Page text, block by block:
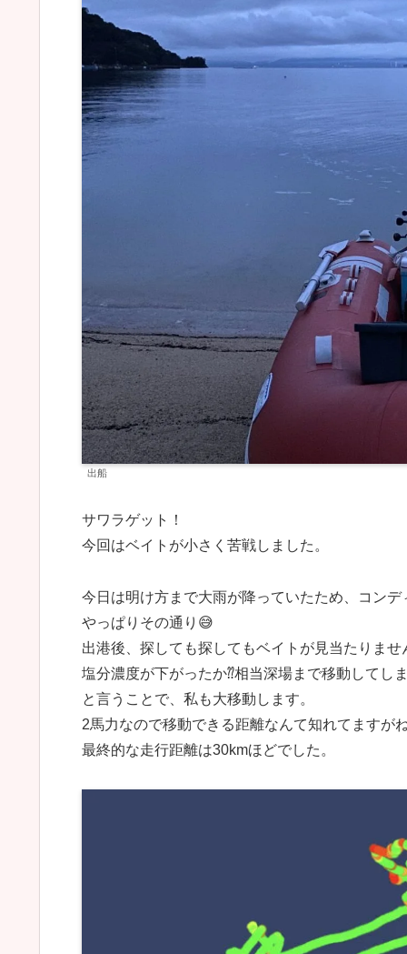
出船
サワラゲット！
今回はベイトが小さく苦戦しました。
今日は明け方まで大雨が降っていたため、コン
やっぱりその通り😅
出港後、探しても探してもベイトが見当たりませ
塩分濃度が下がったか⁇相当深場まで移動してし
と言うことで、私も大移動します。
2馬力なので移動できる距離なんて知れてますが
最終的な走行距離は30kmほどでした。